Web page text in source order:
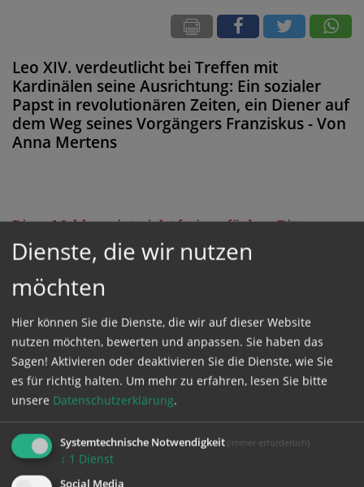
Leo XIV. verdeutlicht bei Treffen mit
Kardinälen seine Ausrichtung: Ein sozialer
Papst in revolutionären Zeiten, ein Diener auf
dem Weg seines Vorgängers Franziskus - Von
Anna Mertens
Diese Meldung ist nicht frei verfügbar. Bitte
loggen Sie sich ein, oder bestellen Sie das
Produkt
GESCHÜTZTER BEREICH
Bitte melden Sie sich mit Ihrem Benutzernamen
und Passwort an.
Benutzername
Dienste, die wir nutzen
möchten
Hier können Sie die Dienste, die wir auf dieser Website
nutzen möchten, bewerten und anpassen. Sie haben das
Sagen! Aktivieren oder deaktivieren Sie die Dienste, wie Sie
es für richtig halten. Um mehr zu erfahren, lesen Sie bitte
unsere Datenschutzerklärung.
Systemtechnische Notwendigkeit (immer erforderlich)
↓ 1 Dienst
Social Media